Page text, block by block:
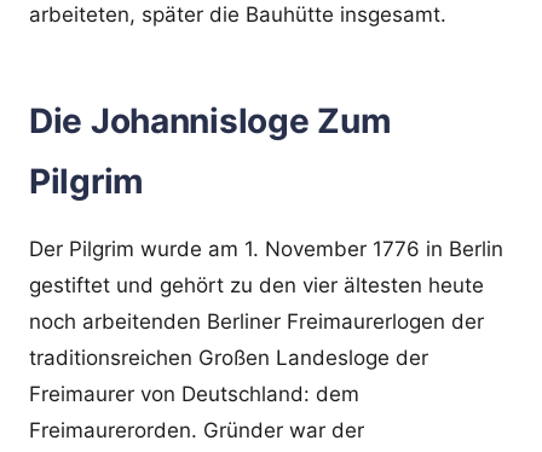
arbeiteten, später die Bauhütte insgesamt.
Die Johannisloge Zum
Pilgrim
Der Pilgrim wurde am 1. November 1776 in Berlin
gestiftet und gehört zu den vier ältesten heute
noch arbeitenden Berliner Freimaurerlogen der
traditionsreichen Großen Landesloge der
Freimaurer von Deutschland: dem
Freimaurerorden. Gründer war der